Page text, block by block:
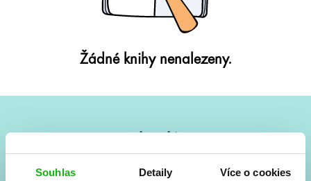
Souhlas Detaily Více o cookies
Žádné knihy nenalezeny.
Vše kolem #youngadult každý měsíc rovnou do mailu!